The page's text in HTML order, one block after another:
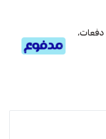
قسم دفعاتك بطريقة ميسرة إلى 4 وحتى 6 دفعات،